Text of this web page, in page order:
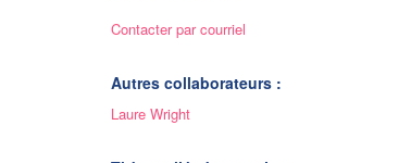
Contacter par courriel
Autres collaborateurs :
Laure Wright